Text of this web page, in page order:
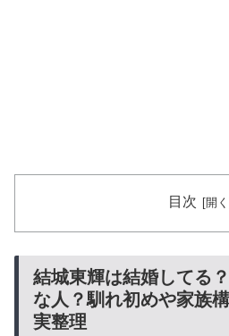
目次
結城東輝は結婚してる
な人？馴れ初めや家族
実整理